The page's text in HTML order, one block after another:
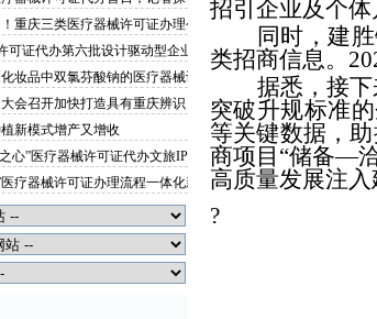
“素颜”售卖农贸市场执行“打
重庆三类医疗器械许可证办理公
产品
可证代办第六批设计驱动型企业
妆品中双氯芬酸钠的医疗器械许
项化妆品补充检验方法的公告
会召开加快打造具有重庆辨识
疗器械许可证办理文化旅游名区
新模式增产又增收
心”医疗器械许可证代办文旅IP
疗器械许可证办理流程一体化新
山渝水生态底色
招引企业及个体
同时，建
类招商信息。
据悉，接
突破升规标准
等关键数据，
商项目“储备—
高质量发展注入
?